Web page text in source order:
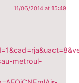
11/06/2014 at 15:49
metroul-